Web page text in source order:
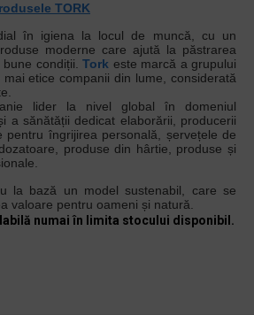
TORK
în igiena la locul de muncă, cu un
moderne care ajută la păstrarea
condiții. Tork este marcă a grupului
etice companii din lume, considerată
lider la nivel global în domeniul
a sănătății dedicat elaborării, producerii
pentru îngrijirea personală, șervețele de
produse din hârtie, produse și
la bază un model sustenabil, care se
valoare pentru oameni și natură.
numai în limita stocului disponibil.